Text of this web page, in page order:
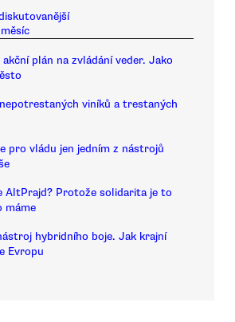
měsíc
plán na zvládání veder. Jako
viníků a trestaných
pro vládu jen jedním z nástrojů
AltPrajd? Protože solidarita je to
máme
hybridního boje. Jak krajní
Evropu